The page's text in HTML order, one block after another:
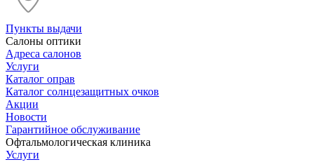
Пункты выдачи
Салоны оптики
Адреса салонов
Услуги
Каталог оправ
Каталог солнцезащитных очков
Акции
Новости
Гарантийное обслуживание
Офтальмологическая клиника
Услуги